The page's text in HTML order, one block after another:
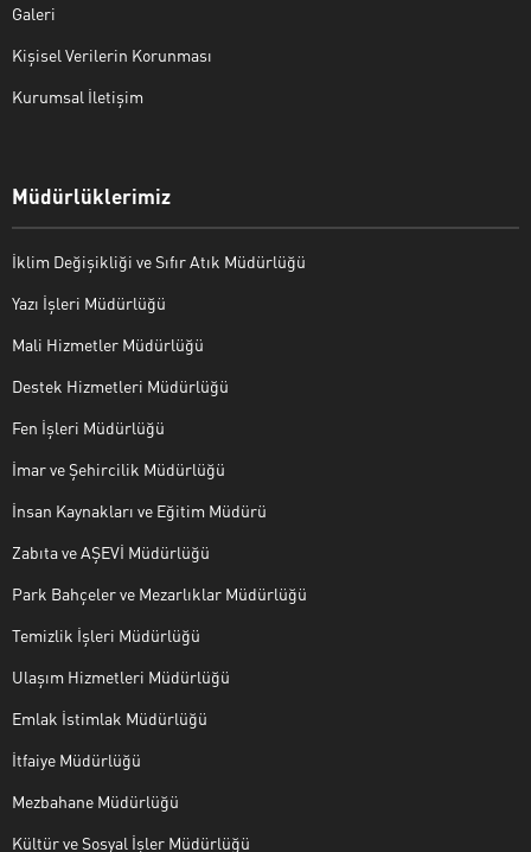
Galeri
Kişisel Verilerin Korunması
Kurumsal İletişim
Müdürlüklerimiz
İklim Değişikliği ve Sıfır Atık Müdürlüğü
Yazı İşleri Müdürlüğü
Mali Hizmetler Müdürlüğü
Destek Hizmetleri Müdürlüğü
Fen İşleri Müdürlüğü
İmar ve Şehircilik Müdürlüğü
İnsan Kaynakları ve Eğitim Müdürü
Zabıta ve AŞEVİ Müdürlüğü
Park Bahçeler ve Mezarlıklar Müdürlüğü
Temizlik İşleri Müdürlüğü
Ulaşım Hizmetleri Müdürlüğü
Emlak İstimlak Müdürlüğü
İtfaiye Müdürlüğü
Mezbahane Müdürlüğü
Kültür ve Sosyal İşler Müdürlüğü